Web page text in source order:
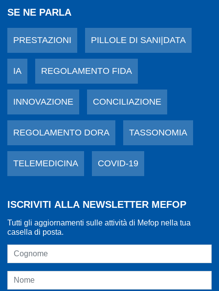
SE NE PARLA
PRESTAZIONI PILLOLE DI SANI|DATA
IA REGOLAMENTO FIDA
INNOVAZIONE CONCILIAZIONE
REGOLAMENTO DORA TASSONOMIA
TELEMEDICINA COVID-19
ISCRIVITI ALLA NEWSLETTER MEFOP
Tutti gli aggiornamenti sulle attività di Mefop nella tua
casella di posta.